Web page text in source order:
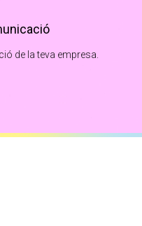
de la teva empresa.